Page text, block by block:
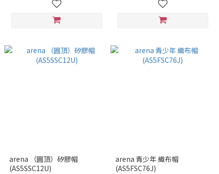
arena （圓頂）矽膠帽
(AS5SSC12U)
arena 青少年 織布帽
(AS5FSC76J)